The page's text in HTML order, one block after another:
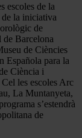
escoles de la
de la iniciativa
de
Barcelona
de Ciències
Española para la
Ciència i
les escoles Arc
La Muntanyeta,
s’estendrà
de